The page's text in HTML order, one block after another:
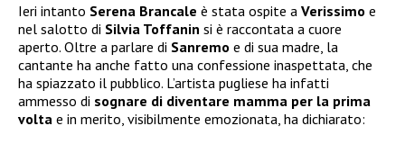
Ieri intanto Serena Brancale è stata ospite a Verissimo e
nel salotto di Silvia Toffanin si è raccontata a cuore
aperto. Oltre a parlare di Sanremo e di sua madre, la
cantante ha anche fatto una confessione inaspettata, che
ha spiazzato il pubblico. L’artista pugliese ha infatti
ammesso di sognare di diventare mamma per la prima
volta e in merito, visibilmente emozionata, ha dichiarato: